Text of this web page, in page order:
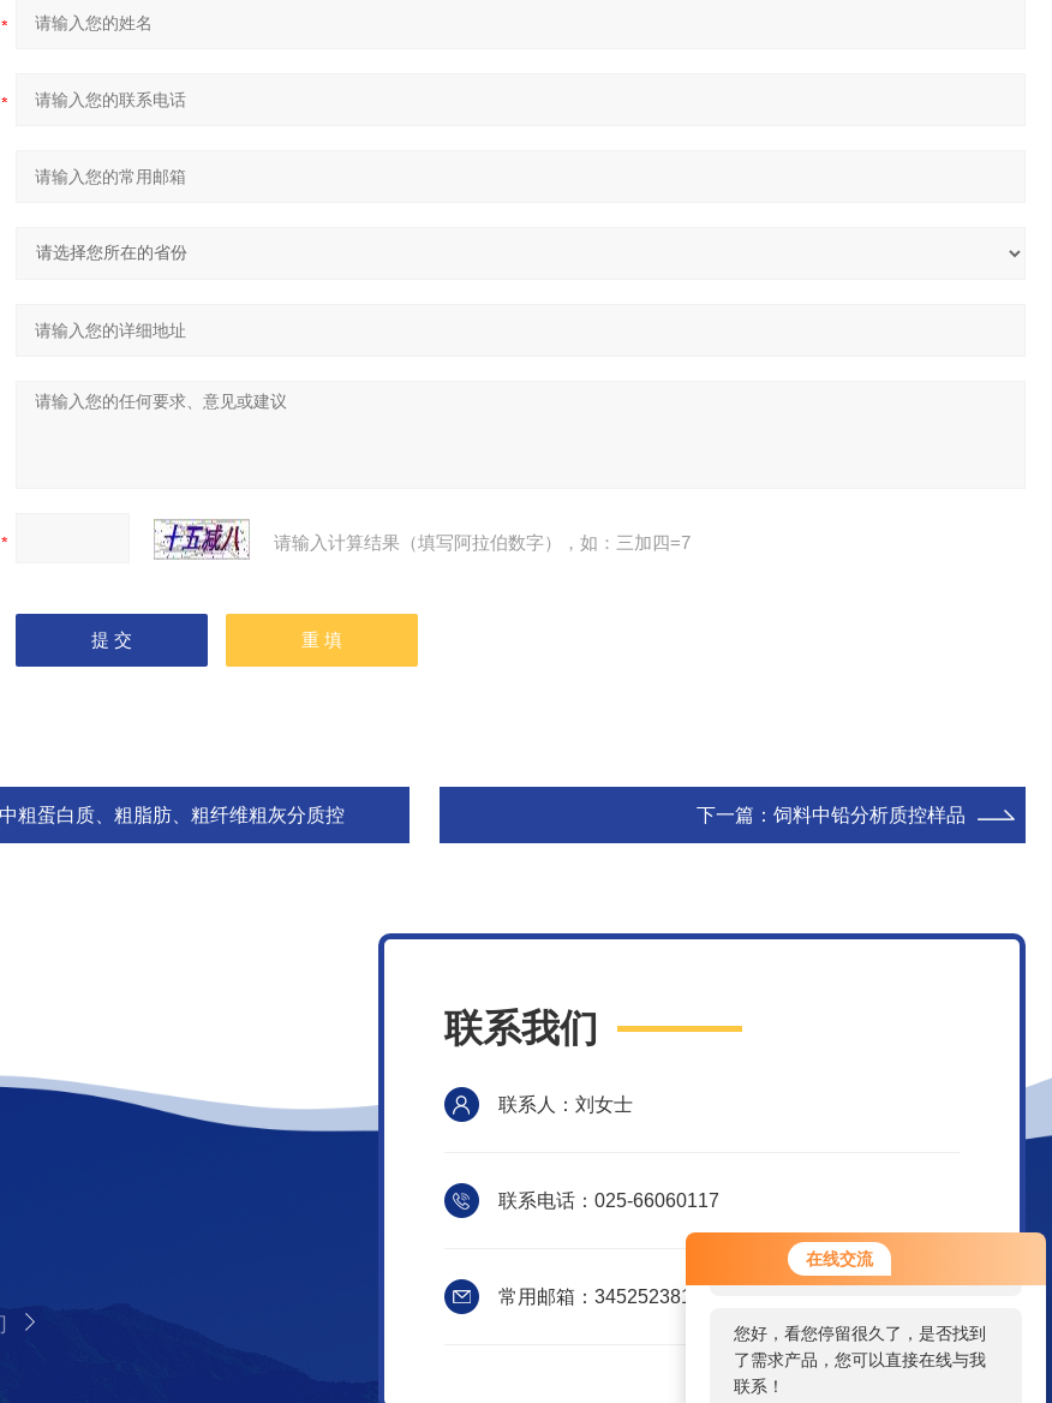
在线交流
您好！欢迎前来咨询，很高兴为您
服务，请问您要咨询什么问题呢？
您好，看您停留很久了，是否找到
了需求产品，您可以直接在线与我
联系！
请输入计算结果（填写阿拉伯数字），如：三加四=7
粗蛋白质、粗脂肪、粗纤维粗灰分质控 下一篇： 饲料中铅分析质控样品
联系我们
联系人：刘女士
联系电话：025-66060117
常用邮箱：3452523816@qq.com